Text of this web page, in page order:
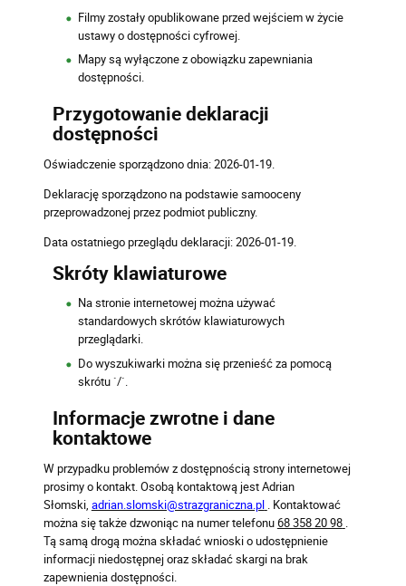
Filmy zostały opublikowane przed wejściem w życie
ustawy o dostępności cyfrowej.
Mapy są wyłączone z obowiązku zapewniania
dostępności.
Przygotowanie deklaracji
dostępności
Oświadczenie sporządzono dnia: 2026-01-19.
Deklarację sporządzono na podstawie samooceny
przeprowadzonej przez podmiot publiczny.
Data ostatniego przeglądu deklaracji: 2026-01-19.
Skróty klawiaturowe
Na stronie internetowej można używać
standardowych skrótów klawiaturowych
przeglądarki.
Do wyszukiwarki można się przenieść za pomocą
skrótu `/`.
Informacje zwrotne i dane
kontaktowe
W przypadku problemów z dostępnością strony internetowej
prosimy o kontakt. Osobą kontaktową jest Adrian
Słomski, adrian.slomski@strazgraniczna.pl . Kontaktować
można się także dzwoniąc na numer telefonu68 358 20 98 .
Tą samą drogą można składać wnioski o udostępnienie
informacji niedostępnej oraz składać skargi na brak
zapewnienia dostępności.